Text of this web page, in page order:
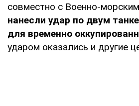
совместно с Военно-
нанесли удар по двум
для временно
ударом оказались и другие